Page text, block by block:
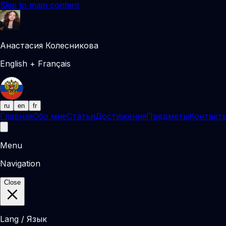
Skip to main content
Анастасия Колесникова
English + Français
ru en fr
ГлавнаяОбо мнеСтатьиДостиженияПредметы
Menu
Navigation
Close
Lang / Язык